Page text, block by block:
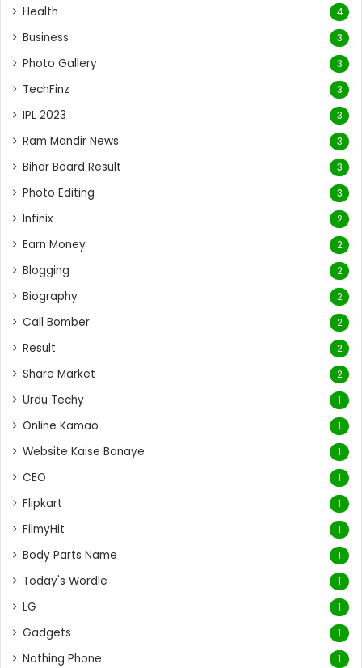
Health 4
Business 3
Photo Gallery 3
TechFinz 3
IPL 2023 3
Ram Mandir News 3
Bihar Board Result 3
Photo Editing 3
Infinix 2
Earn Money 2
Blogging 2
Biography 2
Call Bomber 2
Result 2
Share Market 2
Urdu Techy 1
Online Kamao 1
Website Kaise Banaye 1
CEO 1
Flipkart 1
FilmyHit 1
Body Parts Name 1
Today's Wordle 1
LG 1
Gadgets 1
Nothing Phone 1